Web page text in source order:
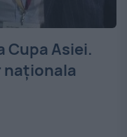
Cupa Asiei.
naționala